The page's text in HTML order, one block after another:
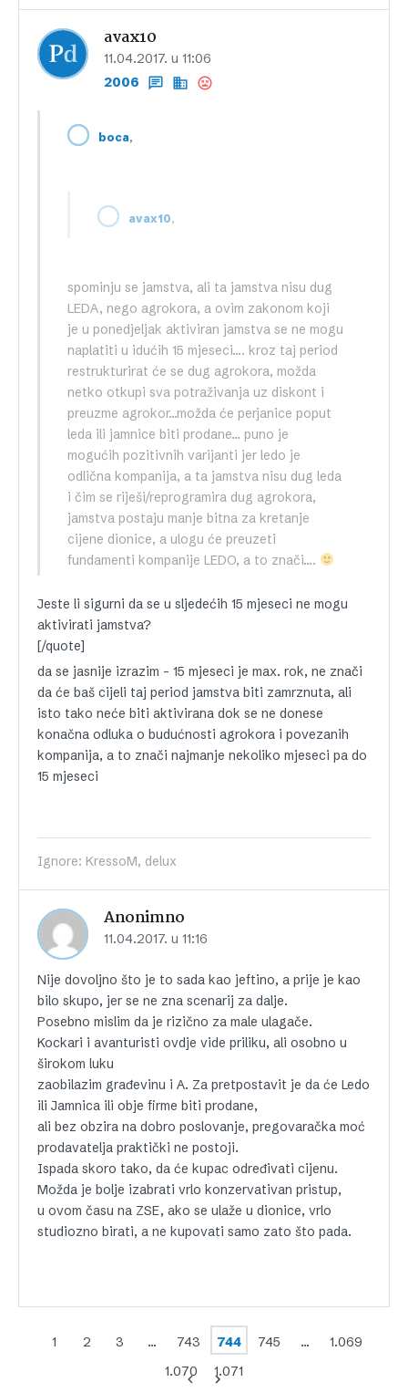
avax10
11.04.2017. u 11:06
2006
boca,
avax10,
spominju se jamstva, ali ta jamstva nisu dug
LEDA, nego agrokora, a ovim zakonom koji
je u ponedjeljak aktiviran jamstva se ne mogu
naplatiti u idućih 15 mjeseci…. kroz taj period
restrukturirat će se dug agrokora, možda
netko otkupi sva potraživanja uz diskont i
preuzme agrokor…možda će perjanice poput
leda ili jamnice biti prodane… puno je
mogućih pozitivnih varijanti jer ledo je
odlična kompanija, a ta jamstva nisu dug leda
i čim se riješi/reprogramira dug agrokora,
jamstva postaju manje bitna za kretanje
cijene dionice, a ulogu će preuzeti
fundamenti kompanije LEDO, a to znači….
Jeste li sigurni da se u sljedećih 15 mjeseci ne mogu
aktivirati jamstva?
[/quote]
da se jasnije izrazim – 15 mjeseci je max. rok, ne znači
da će baš cijeli taj period jamstva biti zamrznuta, ali
isto tako neće biti aktivirana dok se ne donese
konačna odluka o budućnosti agrokora i povezanih
kompanija, a to znači najmanje nekoliko mjeseci pa do
15 mjeseci
Ignore: KressoM, delux
Anonimno
11.04.2017. u 11:16
Nije dovoljno što je to sada kao jeftino, a prije je kao
bilo skupo, jer se ne zna scenarij za dalje.
Posebno mislim da je rizično za male ulagače.
Kockari i avanturisti ovdje vide priliku, ali osobno u
širokom luku
zaobilazim građevinu i A. Za pretpostavit je da će Ledo
ili Jamnica ili obje firme biti prodane,
ali bez obzira na dobro poslovanje, pregovaračka moć
prodavatelja praktički ne postoji.
Ispada skoro tako, da će kupac određivati cijenu.
Možda je bolje izabrati vrlo konzervativan pristup,
u ovom času na ZSE, ako se ulaže u dionice, vrlo
studiozno birati, a ne kupovati samo zato što pada.
1 2 3 … 743 744 745 …
1.069
1.070
1.071